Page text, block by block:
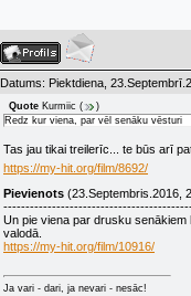
Datums: Piektdiena,
Quote Kurmiic (
)
Redz kur viena, par vēl senāku vēsturi
Tas jau tikai treilerīc... te būs arī
https://my-hit.org/film/8692/
Pievienots (23.Septembris.2016,
Un pie viena par drusku senākiem
valodā.
https://my-hit.org/film/10916/
Ja vari - dari, ja nevari - nesāc!